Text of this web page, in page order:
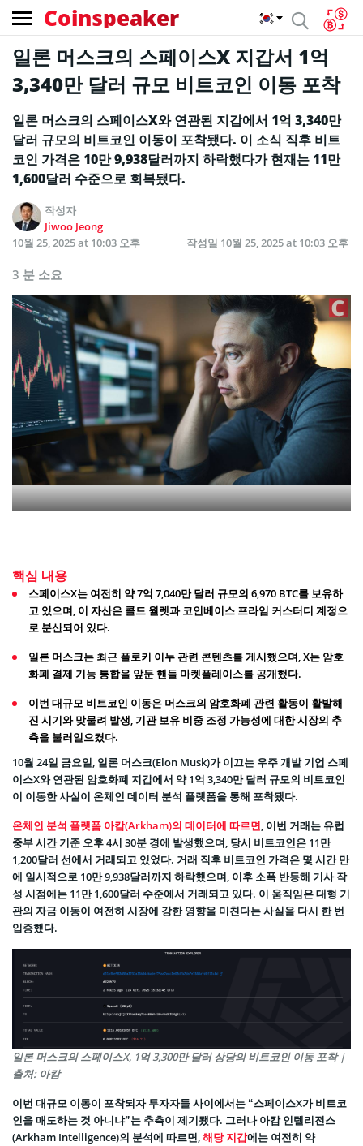
Coinspeaker
일론 머스크의 스페이스X 지갑서 1억
3,340만 달러 규모 비트코인 이동 포착
일론 머스크의 스페이스X와 연관된 지갑에서 1억 3,340만
달러 규모의 비트코인 이동이 포착됐다. 이 소식 직후 비트
코인 가격은 10만 9,938달러까지 하락했다가 현재는 11만
1,600달러 수준으로 회복됐다.
작성자
Jiwoo Jeong
10월 25, 2025 at 10:03 오후
작성일 10월 25, 2025 at 10:03 오후
3 분 소요
핵심 내용
스페이스X는 여전히 약 7억 7,040만 달러 규모의 6,970 BTC를 보유하
고 있으며, 이 자산은 콜드 월렛과 코인베이스 프라임 커스터디 계정으
로 분산되어 있다.
일론 머스크는 최근 플로키 이누 관련 콘텐츠를 게시했으며, X는 암호
화폐 결제 기능 통합을 앞둔 핸들 마켓플레이스를 공개했다.
이번 대규모 비트코인 이동은 머스크의 암호화폐 관련 활동이 활발해
진 시기와 맞물려 발생, 기관 보유 비중 조정 가능성에 대한 시장의 추
측을 불러일으켰다.
10월 24일 금요일, 일론 머스크(Elon Musk)가 이끄는 우주 개발 기업 스페
이스X와 연관된 암호화폐 지갑에서 약 1억 3,340만 달러 규모의 비트코인
이 이동한 사실이 온체인 데이터 분석 플랫폼을 통해 포착됐다.
온체인 분석 플랫폼 아캄(Arkham)의 데이터에 따르면, 이번 거래는 유럽
중부 시간 기준 오후 4시 30분 경에 발생했으며, 당시 비트코인은 11만
1,200달러 선에서 거래되고 있었다. 거래 직후 비트코인 가격은 몇 시간 만
에 일시적으로 10만 9,938달러까지 하락했으며, 이후 소폭 반등해 기사 작
성 시점에는 11만 1,600달러 수준에서 거래되고 있다. 이 움직임은 대형 기
관의 자금 이동이 여전히 시장에 강한 영향을 미친다는 사실을 다시 한 번
입증했다.
일론 머스크의 스페이스X, 1억 3,300만 달러 상당의 비트코인 이동 포착 |
출처: 아캄
이번 대규모 이동이 포착되자 투자자들 사이에서는 “스페이스X가 비트코
인을 매도하는 것 아니냐”는 추측이 제기됐다. 그러나 아캄 인텔리전스
(Arkham Intelligence)의 분석에 따르면,해당 지갑에는 여전히 약